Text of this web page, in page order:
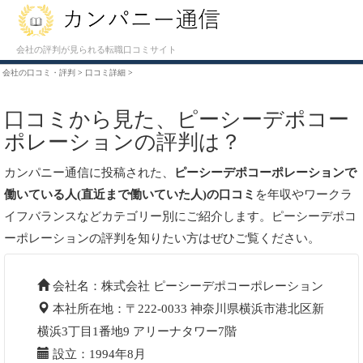
会社の評判が見られる転職口コミサイト
会社の口コミ・評判 > 口コミ詳細 >
口コミから見た、ピーシーデポコー
ポレーションの評判は？
カンパニー通信に投稿された、
ピーシーデポコーポレーションで
働いている人(直近まで働いていた人)の口コミ を年収やワークラ
イフバランスなどカテゴリー別にご紹介します。ピーシーデポコ
ーポレーションの評判を知りたい方はぜひご覧ください。
会社名：株式会社 ピーシーデポコーポレーション
本社所在地：〒222-0033 神奈川県横浜市港北区新
横浜3丁目1番地9 アリーナタワー7階
設立：1994年8月